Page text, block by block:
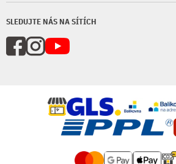
SLEDUJTE NÁS NA SÍTÍCH